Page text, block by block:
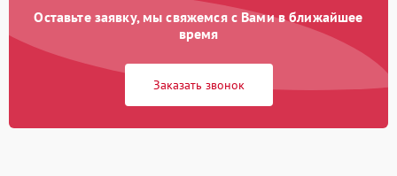
Оставьте заявку, мы свяжемся с Вами в ближайшее
время
Заказать звонок